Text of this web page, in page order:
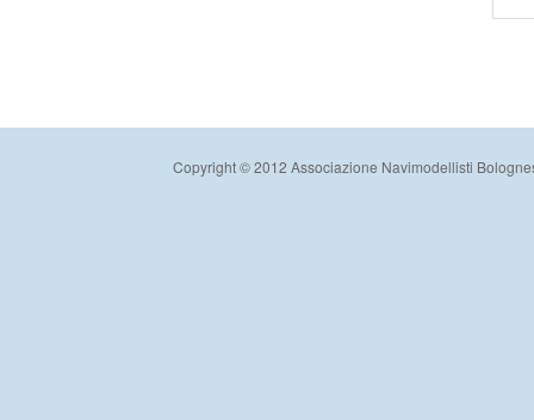
Copyright © 2012 Associazione Navimodellisti